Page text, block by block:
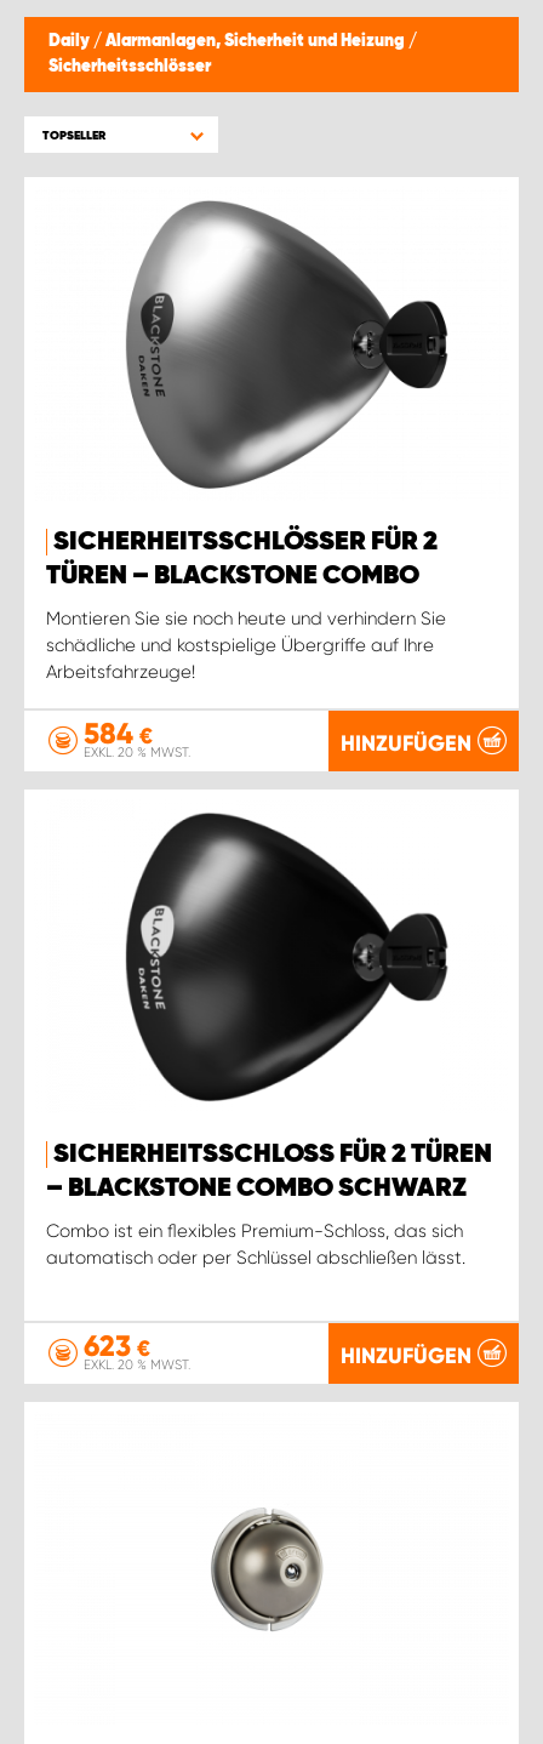
Daily / Alarmanlagen, Sicherheit und Heizung /
Sicherheitsschlösser
TOPSELLER
SICHERHEITSSCHLÖSSER FÜR 2
TÜREN – BLACKSTONE COMBO
Montieren Sie sie noch heute und verhindern Sie
schädliche und kostspielige Übergriffe auf Ihre
Arbeitsfahrzeuge!
584 €
EXKL. 20 % MWST. HINZUFÜGEN
SICHERHEITSSCHLOSS FÜR 2 TÜREN
– BLACKSTONE COMBO SCHWARZ
Combo ist ein flexibles Premium-Schloss, das sich
automatisch oder per Schlüssel abschließen lässt.
623 €
EXKL. 20 % MWST. HINZUFÜGEN
SCHAURAUM ÖSTERREICH